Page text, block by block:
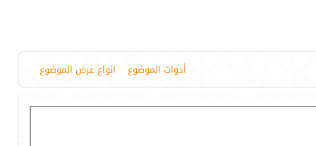
أدوات الموضوع انواع عرض الموضوع